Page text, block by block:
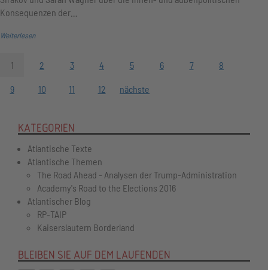
Konsequenzen der…
Weiterlesen
1 2 3 4 5 6 7 8
9 10 11 12 nächste
KATEGORIEN
Atlantische Texte
Atlantische Themen
The Road Ahead - Analysen der Trump-Administration
Academy's Road to the Elections 2016
Atlantischer Blog
RP-TAIP
Kaiserslautern Borderland
BLEIBEN SIE AUF DEM LAUFENDEN